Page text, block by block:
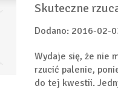
Skuteczne
Dodano: 2016-02-
Wydaje się, że nie
rzucić palenie,
do tej kwestii.